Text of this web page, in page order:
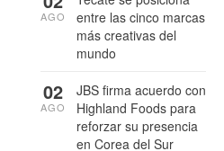
entre las cinco marcas
más creativas del
mundo
AGO
JBS firma acuerdo con
Highland Foods para
reforzar su presencia
en Corea del Sur
02
AGO